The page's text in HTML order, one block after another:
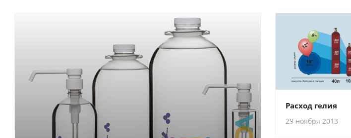
Расход гелия
29 ноября 2013